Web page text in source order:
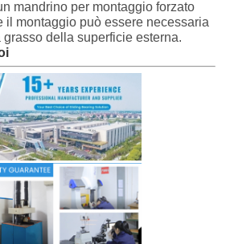
mandrino per montaggio forzato
il montaggio può essere necessaria
grasso della superficie esterna.